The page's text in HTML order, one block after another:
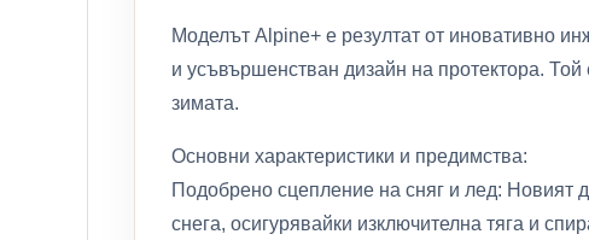
Моделът Alpine+ е резултат от иновативно
и усъвършенстван дизайн на протектора.
зимата.
Основни характеристики и предимства:
Подобрено сцепление на сняг и лед: Новият
снега, осигурявайки изключителна тяга и